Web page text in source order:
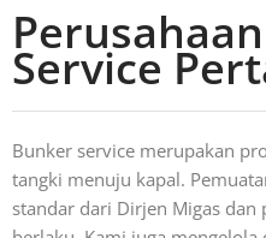
Service
Bunker service merupakan
tangki menuju kapal.
standar dari Dirjen Migas